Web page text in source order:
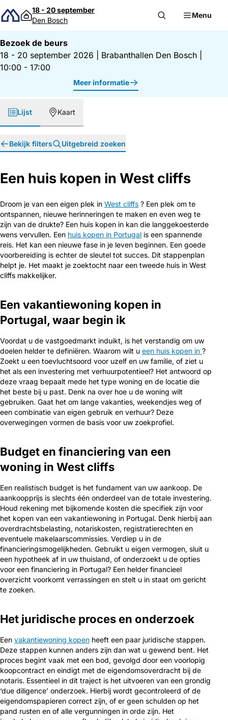
Direct naar inhoud
18 - 20 september
Den Bosch
Menu
Bezoek de beurs
18 - 20 september 2026
Brabanthallen Den Bosch
10:00 - 17:00
Meer informatie
Lijst Kaart
Bekijk filters Uitgebreid zoeken
Een huis kopen in West cliffs
Droom je van een eigen plek in West cliffs ? Een plek om te
ontspannen, nieuwe herinneringen te maken en even weg te
zijn van de drukte? Een huis kopen in kan die langgekoesterde
wens vervullen. Een huis kopen in Portugal is een spannende
reis. Het kan een nieuwe fase in je leven beginnen. Een goede
voorbereiding is echter de sleutel tot succes. Dit stappenplan
helpt je. Het maakt je zoektocht naar een tweede huis in West
cliffs makkelijker.
Een vakantiewoning kopen in
Portugal, waar begin ik
Voordat u de vastgoedmarkt induikt, is het verstandig om uw
doelen helder te definiëren. Waarom wilt u een huis kopen in ?
Zoekt u een toevluchtsoord voor uzelf en uw familie, of ziet u
het als een investering met verhuurpotentieel? Het antwoord op
deze vraag bepaalt mede het type woning en de locatie die
het beste bij u past. Denk na over hoe u de woning wilt
gebruiken. Gaat het om lange vakanties, weekendjes weg of
een combinatie van eigen gebruik en verhuur? Deze
overwegingen vormen de basis voor uw zoekprofiel.
Budget en financiering van een
woning in West cliffs
Een realistisch budget is het fundament van uw aankoop. De
aankoopprijs is slechts één onderdeel van de totale investering.
Houd rekening met bijkomende kosten die specifiek zijn voor
het kopen van een vakantiewoning in Portugal. Denk hierbij aan
overdrachtsbelasting, notariskosten, registratierechten en
eventuele makelaarscommissies. Verdiep u in de
financieringsmogelijkheden. Gebruikt u eigen vermogen, sluit u
een hypotheek af in uw thuisland, of onderzoekt u de opties
voor een financiering in Portugal? Een helder financieel
overzicht voorkomt verrassingen en stelt u in staat om gericht
te zoeken.
Het juridische proces en onderzoek
Een vakantiewoning kopen heeft een paar juridische stappen.
Deze stappen kunnen anders zijn dan wat u gewend bent. Het
proces begint vaak met een bod, gevolgd door een voorlopig
koopcontract en eindigt met de eigendomsoverdracht bij de
notaris. Essentieel in dit traject is het uitvoeren van een grondig
‘due diligence’ onderzoek. Hierbij wordt gecontroleerd of de
eigendomspapieren correct zijn, of er geen schulden op het
pand rusten en of alle vergunningen in orde zijn. Het